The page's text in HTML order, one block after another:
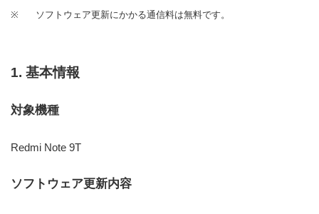
※ ソフトウェア更新にかかる通信料は無料です。
1. 基本情報
対象機種
Redmi Note 9T
ソフトウェア更新内容